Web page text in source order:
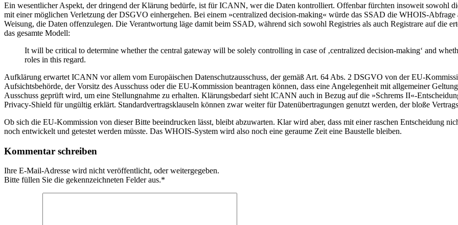
Ein wesentlicher Aspekt, der dringend der Klärung bedürfe, ist für ICANN, wer die Daten kontrolliert. Offenbar fürchten insoweit sowohl
mit einer möglichen Verletzung der DSGVO einhergehen. Bei einem »centralized decision-making« würde das SSAD die WHOIS-
Weisung, die Daten offenzulegen. Die Verantwortung läge damit beim SSAD, während sich sowohl Registries als auch Registrare auf die
das gesamte Modell:
It will be critical to determine whether the central gateway will be solely controlling in case of ‚centralized decision-making‘ and
roles in this regard.
Aufklärung erwartet ICANN vor allem vom Europäischen Datenschutzausschuss, der gemäß Art. 64 Abs. 2 DSGVO von der EU-
Aufsichtsbehörde, der Vorsitz des Ausschuss oder die EU-Kommission beantragen können, dass eine Angelegenheit mit allgemeiner
Ausschuss geprüft wird, um eine Stellungnahme zu erhalten. Klärungsbedarf sieht ICANN auch in Bezug auf die »Schrems II«-
Privacy-Shield für ungültig erklärt. Standardvertragsklauseln können zwar weiter für Datenübertragungen genutzt werden, der bloße
Ob sich die EU-Kommission von dieser Bitte beeindrucken lässt, bleibt abzuwarten. Klar wird aber, dass mit einer raschen Entscheidung
noch entwickelt und getestet werden müsste. Das WHOIS-System wird also noch eine geraume Zeit eine Baustelle bleiben.
Kommentar schreiben
Ihre E-Mail-Adresse wird nicht veröffentlicht, oder weitergegeben.
Bitte füllen Sie die gekennzeichneten Felder aus.*